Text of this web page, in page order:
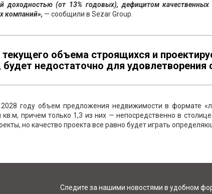
доходностью (от 13% годовых), дефицитом
компаний», — сообщили в Sezar Group.
текущего объема строящихся и
будет недостаточно для удовлетворения
2028 году объем предложения недвижимости в формате
кв.м, причем только 1,3 из них — непосредственно в
но качество проекта все равно будет играть
Следите за нашими новостями в удобном